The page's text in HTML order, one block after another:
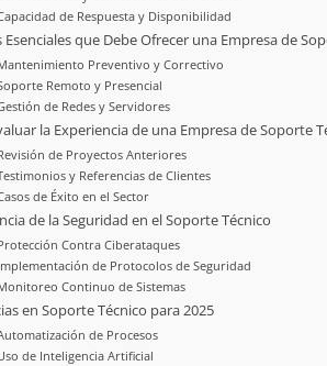
de Respuesta y Disponibilidad
Esenciales que Debe Ofrecer una Empresa de
Preventivo y Correctivo
Remoto y Presencial
de Redes y Servidores
la Experiencia de una Empresa de Soporte
de Proyectos Anteriores
y Referencias de Clientes
de Éxito en el Sector
de la Seguridad en el Soporte Técnico
Contra Ciberataques
de Protocolos de Seguridad
Continuo de Sistemas
en Soporte Técnico para 2025
de Procesos
de Inteligencia Artificial